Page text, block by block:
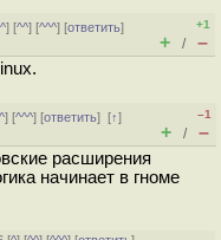
^] [^^] [^^^] [ответить]
+1
+ / –
] [^^^] [ответить][↑]
–1
+ / –
расширения
начинает в гноме